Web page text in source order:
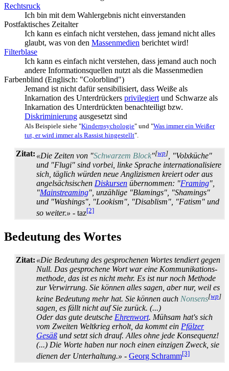
Rechtsruck
Ich bin mit dem Wahlergebnis nicht einverstanden
Postfaktisches Zeitalter
Ich kann es einfach nicht verstehen, dass jemand nicht alles
glaubt, was von den Massenmedien berichtet wird!
Filterblase
Ich kann es einfach nicht verstehen, dass jemand auch noch
andere Informations­quellen nutzt als die Massenmedien
Farbenblind (Englisch: "Colorblind")
Jemand ist nicht dafür sensibilisiert, dass Weiße als
Inkarnation des Unterdrückers privilegiert und Schwarze als
Inkarnation des Unterdrückten benachteiligt bzw.
Diskriminierung ausgesetzt sind
Als Beispiele siehe "Kinderpsychologie" und "Was immer ein Weißer
tut, er wird immer als Rassist hingestellt".
Zitat: «Die Zeiten von "Schwarzem Block"[wp] , "Volxküche"
und "Flugi" sind vorbei, linke Sprache internationalisiere
sich, täglich würden neue Anglizismen kreiert oder aus
angelsächsischen Diskursen übernommen: "Framing",
"Mainstreaming", unzählige "Blamings", "Shamings"
und "Washings", "Lookism", "Disablism", "Fatism" und
so weiter.» - taz[2]
Bedeutung des Wortes
Zitat: «Die Bedeutung des gesprochenen Wortes tendiert gegen
Null. Das gesprochene Wort war eine Kommunikations­
methode, das ist es nicht mehr. Es ist nur noch Methode
zur Verwirrung. Sie können alles sagen, aber nur, weil es
keine Bedeutung mehr hat. Sie können auch Nonsens[wp]
sagen, es fällt nicht auf Sie zurück. (...)
Oder das gute deutsche Ehrenwort. Mühsam hat's sich
vom Zweiten Weltkrieg erholt, da kommt ein Pfälzer
Gesäß und setzt sich drauf. Alles ohne jede Konsequenz!
(...) Die Worte haben nur noch einen einzigen Zweck, sie
dienen der Unterhaltung.» - Georg Schramm[3]